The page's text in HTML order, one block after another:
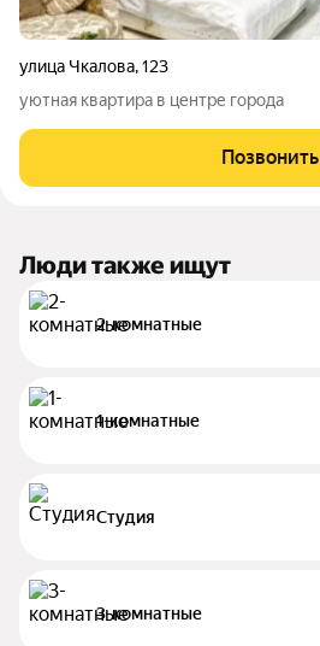
улица Чкалова,123
уютная квартира в центре города
Позвонить
Люди также ищут
2-комнатные
1-комнатные
Студия
3-комнатные